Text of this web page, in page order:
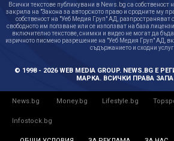
Всички текстове публикувани в News.bg са собственост
закрила на "Закона за авторското право и сродните му
собственост на "Уеб Медия Груп" АД, разпространяват
свободното им ползване или се използват на база
включително текстове, снимки и видео не могат да
изричното писмено разрешение на "Уеб Медия Груп" АД,
съдържанието и сходни
© 1998 - 2026 WEB MEDIA GROUP. NEWS.BG Е
МАРКА. ВСИЧКИ ПРАВА
News.bg Money.bg Lifestyle.bg
Infostock.bg